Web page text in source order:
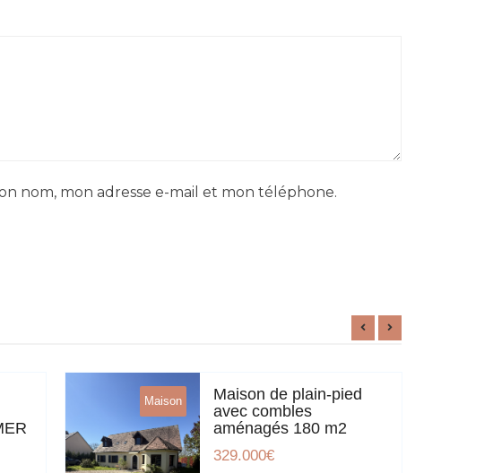
nom, mon adresse e-mail et mon téléphone.
Maison
Maison de plain-pied
avec combles
aménagés 180 m2
329.000€